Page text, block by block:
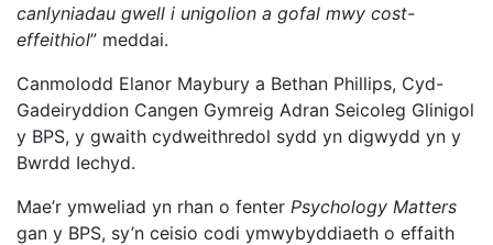
canlyniadau gwell i unigolion a gofal mwy cost-
effeithiol” meddai.
Canmolodd Elanor Maybury a Bethan Phillips, Cyd-
Gadeiryddion Cangen Gymreig Adran Seicoleg Glinigol
y BPS, y gwaith cydweithredol sydd yn digwydd yn y
Bwrdd Iechyd.
Mae’r ymweliad yn rhan o fenter Psychology Matters
gan y BPS, sy’n ceisio codi ymwybyddiaeth o effaith